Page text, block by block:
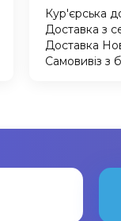
Кур'єрська
Доставка з
Доставка
Самовивіз з